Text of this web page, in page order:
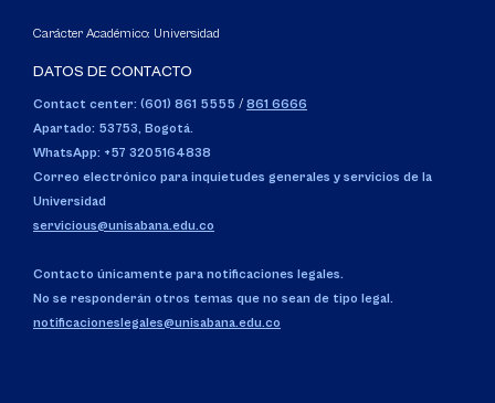
Carácter Académico: Universidad
DATOS DE CONTACTO
Contact center: (601) 861 5555 / 861 6666
Apartado: 53753, Bogotá.
WhatsApp: +57 3205164838
Correo electrónico para inquietudes generales y servicios de la
Universidad
servicious@unisabana.edu.co
Contacto únicamente para notificaciones legales.
No se responderán otros temas que no sean de tipo legal.
notificacioneslegales@unisabana.edu.co